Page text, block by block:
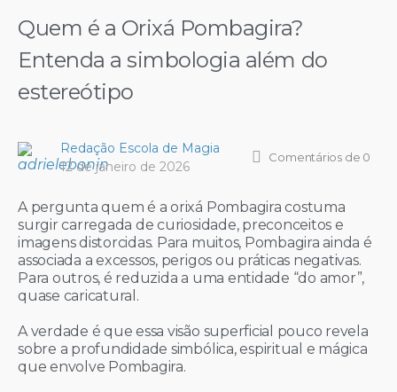
Quem é a Orixá Pombagira?
Entenda a simbologia além do
estereótipo
Redação Escola de Magia
12 de janeiro de 2026
Comentários de 0
A pergunta quem é a orixá Pombagira costuma
surgir carregada de curiosidade, preconceitos e
imagens distorcidas. Para muitos, Pombagira ainda é
associada a excessos, perigos ou práticas negativas.
Para outros, é reduzida a uma entidade “do amor”,
quase caricatural.
A verdade é que essa visão superficial pouco revela
sobre a profundidade simbólica, espiritual e mágica
que envolve Pombagira.